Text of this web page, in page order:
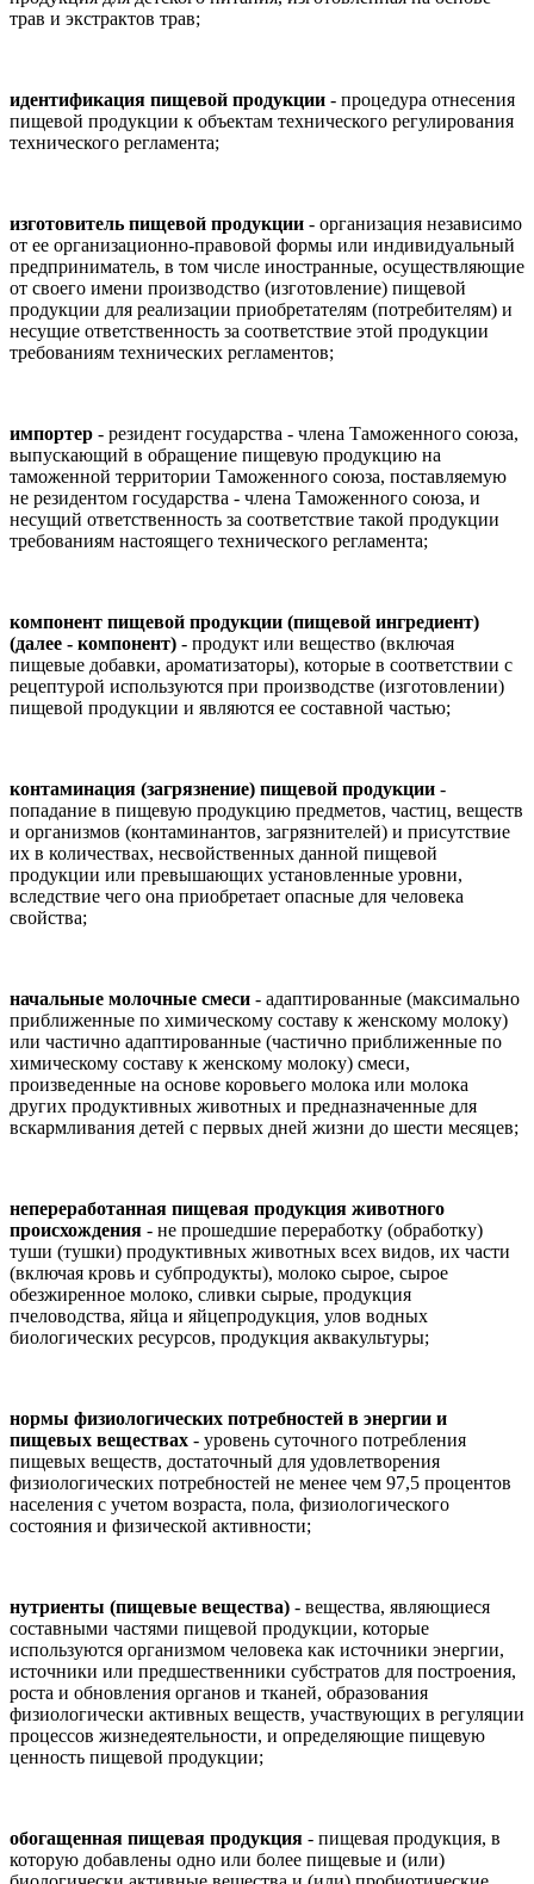
трав и экстрактов трав;
идентификация пищевой продукции - процедура отнесения
пищевой продукции к объектам технического регулирования
технического регламента;
изготовитель пищевой продукции - организация независимо
от ее организационно-правовой формы или индивидуальный
предприниматель, в том числе иностранные, осуществляющие
от своего имени производство (изготовление) пищевой
продукции для реализации приобретателям (потребителям) и
несущие ответственность за соответствие этой продукции
требованиям технических регламентов;
импортер - резидент государства - члена Таможенного союза,
выпускающий в обращение пищевую продукцию на
таможенной территории Таможенного союза, поставляемую
не резидентом государства - члена Таможенного союза, и
несущий ответственность за соответствие такой продукции
требованиям настоящего технического регламента;
компонент пищевой продукции (пищевой ингредиент)
(далее - компонент) - продукт или вещество (включая
пищевые добавки, ароматизаторы), которые в соответствии с
рецептурой используются при производстве (изготовлении)
пищевой продукции и являются ее составной частью;
контаминация (загрязнение) пищевой продукции -
попадание в пищевую продукцию предметов, частиц, веществ
и организмов (контаминантов, загрязнителей) и присутствие
их в количествах, несвойственных данной пищевой
продукции или превышающих установленные уровни,
вследствие чего она приобретает опасные для человека
свойства;
начальные молочные смеси - адаптированные (максимально
приближенные по химическому составу к женскому молоку)
или частично адаптированные (частично приближенные по
химическому составу к женскому молоку) смеси,
произведенные на основе коровьего молока или молока
других продуктивных животных и предназначенные для
вскармливания детей с первых дней жизни до шести месяцев;
непереработанная пищевая продукция животного
происхождения - не прошедшие переработку (обработку)
туши (тушки) продуктивных животных всех видов, их части
(включая кровь и субпродукты), молоко сырое, сырое
обезжиренное молоко, сливки сырые, продукция
пчеловодства, яйца и яйцепродукция, улов водных
биологических ресурсов, продукция аквакультуры;
нормы физиологических потребностей в энергии и
пищевых веществах - уровень суточного потребления
пищевых веществ, достаточный для удовлетворения
физиологических потребностей не менее чем 97,5 процентов
населения с учетом возраста, пола, физиологического
состояния и физической активности;
нутриенты (пищевые вещества) - вещества, являющиеся
составными частями пищевой продукции, которые
используются организмом человека как источники энергии,
источники или предшественники субстратов для построения,
роста и обновления органов и тканей, образования
физиологически активных веществ, участвующих в регуляции
процессов жизнедеятельности, и определяющие пищевую
ценность пищевой продукции;
обогащенная пищевая продукция - пищевая продукция, в
которую добавлены одно или более пищевые и (или)